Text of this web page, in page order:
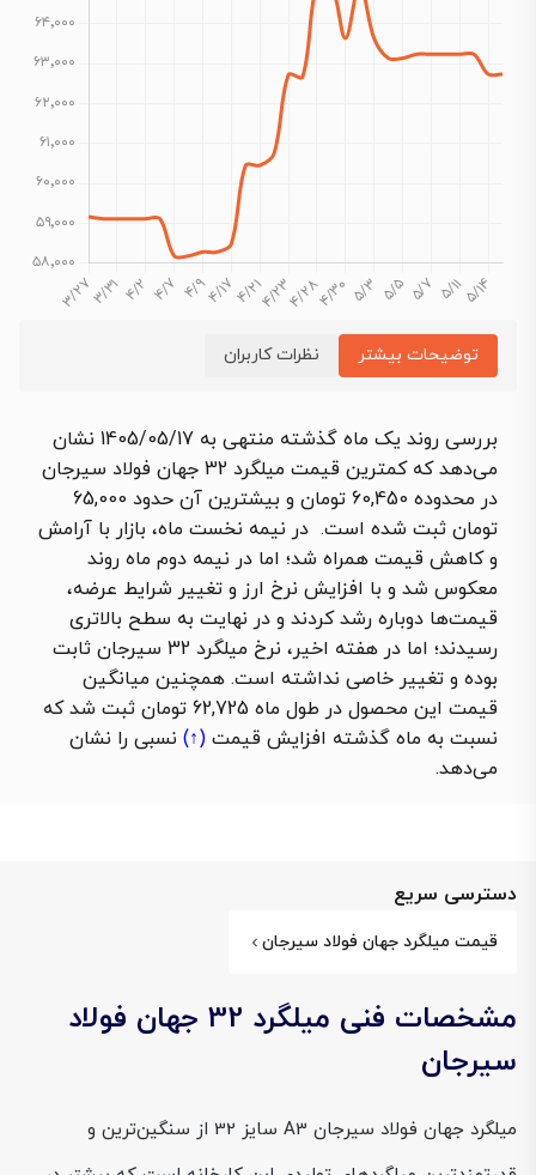
توضیحات بیشتر نظرات کاربران
بررسی روند یک ماه گذشته منتهی به 1405/05/17 نشان
می‌دهد که کمترین قیمت میلگرد 32 جهان فولاد سیرجان
در محدوده 60,450 تومان و بیشترین آن حدود 65,000
تومان ثبت شده است. در نیمه نخست ماه، بازار با آرامش
و کاهش قیمت همراه شد؛ اما در نیمه دوم ماه روند
معکوس شد و با افزایش نرخ ارز و تغییر شرایط عرضه،
قیمت‌ها دوباره رشد کردند و در نهایت به سطح بالاتری
رسیدند؛ اما در هفته اخیر، نرخ میلگرد 32 سیرجان ثابت
بوده و تغییر خاصی نداشته است. همچنین میانگین
قیمت این محصول در طول ماه 62,725 تومان ثبت شد که
نسبت به ماه گذشته افزایش قیمت (↑) نسبی را نشان
می‌دهد.
دسترسی سریع
قیمت میلگرد جهان فولاد سیرجان
مشخصات فنی میلگرد 32 جهان فولاد
سیرجان
میلگرد جهان فولاد سیرجان A3 سایز 32 از سنگین‌ترین و